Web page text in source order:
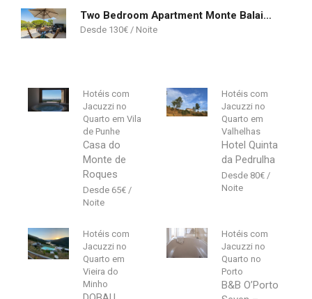
Two Bedroom Apartment Monte Balaia Albufeira
130€
Hotéis com
Jacuzzi no
Quarto em Vila
de Punhe
Casa do
Monte de
Roques
65€
Hotéis com
Jacuzzi no
Quarto em
Valhelhas
Hotel Quinta
da Pedrulha
80€
Hotéis com
Jacuzzi no
Quarto em
Vieira do
Minho
Hotéis com
Jacuzzi no
Quarto no
Porto
B&B O’Porto